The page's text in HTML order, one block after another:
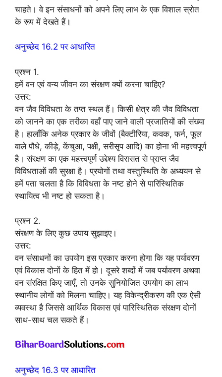
चाहते। वे इन संसाधनों को अपने लिए लाभ के एक विशाल स्रोत
के रूप में देखते हैं।
अनुच्छेद 16.2 पर आधारित
प्रश्न 1.
हमें वन एवं वन्य जीवन का संरक्षण क्यों करना चाहिए?
उत्तर:
वन जैव विविधता के तप्त स्थल हैं। किसी क्षेत्र की जैव विविधता
को जानने का एक तरीका वहाँ पाए जाने वाली प्रजातियों की संख्या
है। हालाँकि अनेक प्रकार के जीवों (बैक्टीरिया, कवक, फर्न, फूल
वाले पौधे, कीड़े, केंचुआ, पक्षी, सरीसृप आदि) का होना भी महत्त्वपूर्ण
है। संरक्षण का एक महत्त्वपूर्ण उद्देश्य विरासत से प्राप्त जैव
विविधताओं की सुरक्षा है। प्रयोगों तथा वस्तुस्थिति के अध्ययन से
हमें पता चलता है कि विविधता के नष्ट होने से पारिस्थितिक
स्थायित्व भी नष्ट हो सकता है।
प्रश्न 2.
संरक्षण के लिए कुछ उपाय सुझाइए।
उत्तर:
वन संसाधनों का उपयोग इस प्रकार करना होगा कि यह पर्यावरण
एवं विकास दोनों के हित में हो। दूसरे शब्दों में जब पर्यावरण अथवा
वन संरक्षित किए जाएँ, तो उनके सुनियोजित उपयोग का लाभ
स्थानीय लोगों को मिलना चाहिए। यह विकेन्द्रीकरण की एक ऐसी
व्यवस्था है जिससे आर्थिक विकास एवं पारिस्थितिक संरक्षण दोनों
साथ-साथ चल सकते हैं।
अनुच्छेद 16.3 पर आधारित